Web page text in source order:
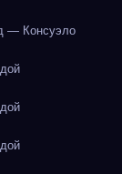
— Консуэло